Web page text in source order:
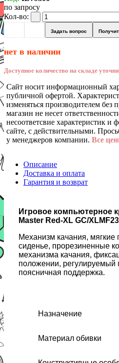
по запросу
Кол-во:
Задать вопрос
нет в наличии
Доступное количество на складе
Сайт носит информационный
публичной офертой.
изменяться производителем без
магазин не несет
несоответсвие характеристик и
сайте, с действительными.
у менеджеров компании. Все
Описание
Доставка и оплата
Гарантия и возврат
Игровое компьютерное
Master Red-XL GC/
Механизм качания, мягкие
сиденье, прорезиненные
механизма качания,
положении, регулируемый
поясничная поддержка.
Назначение
Материал обивки